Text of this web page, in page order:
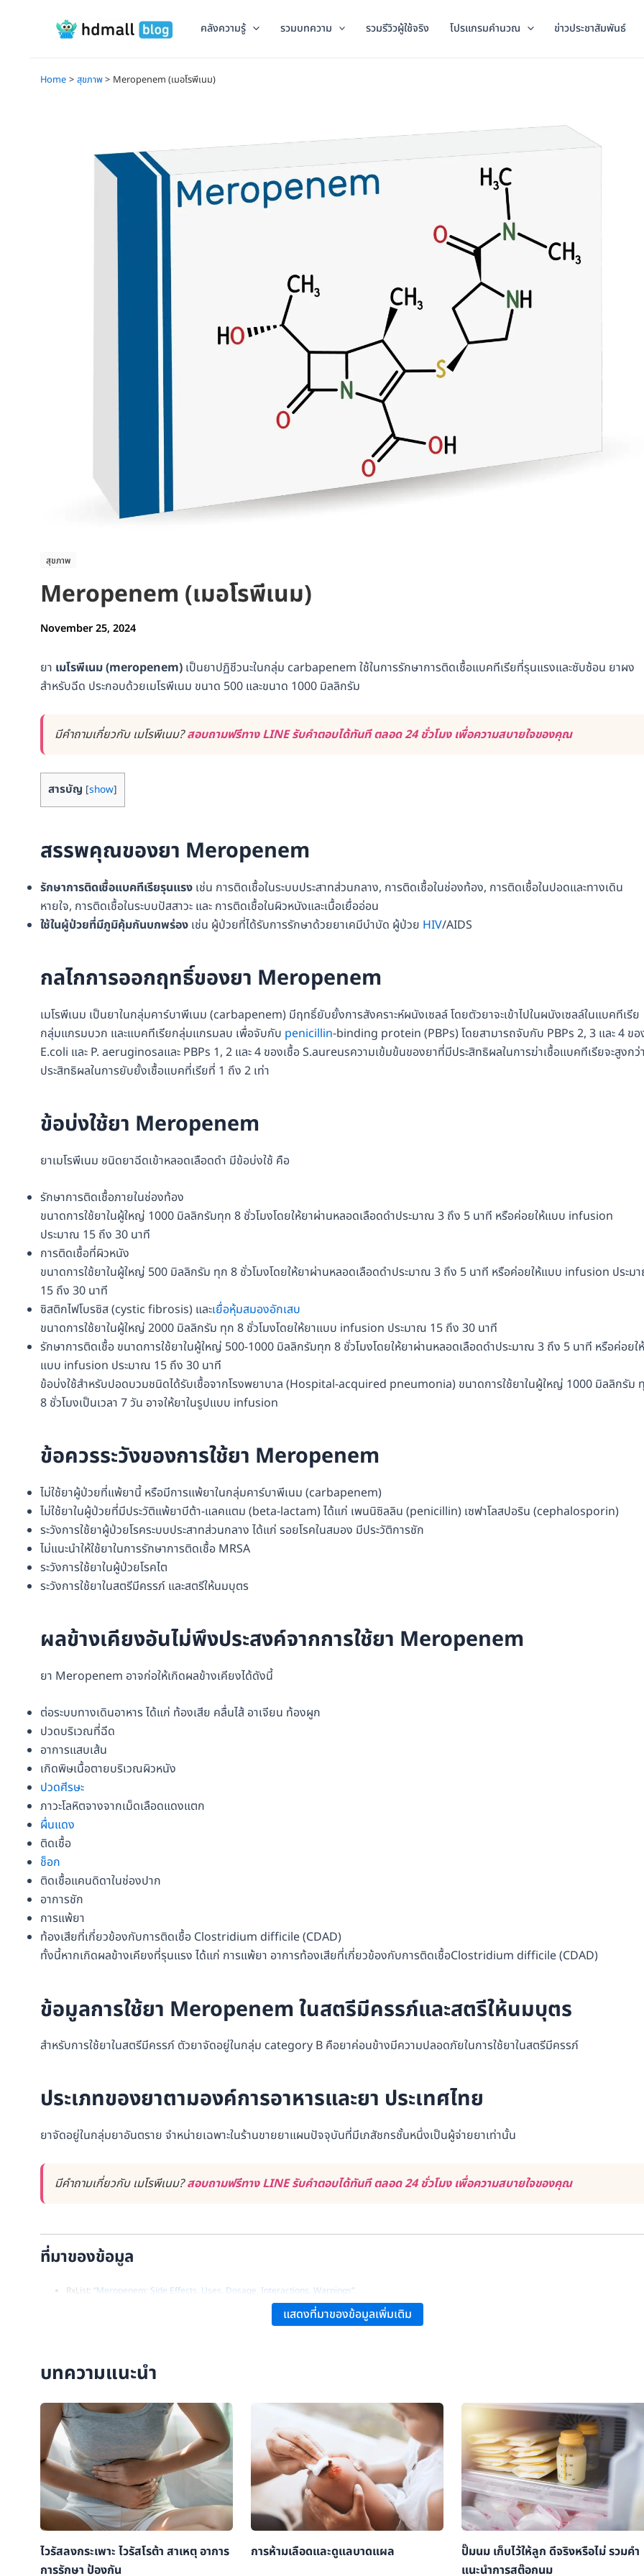
คลังความรู้ รวมบทความ รวมรีวิวผู้ใช้จริง โปรแกรมคำนวณ ข่าวประชาสัมพันธ์
Home สุขภาพ Meropenem (เมอโรพีเนม)
สุขภาพ
Meropenem (เมอโรพีเนม)
November 25, 2024
ยา เมโรพีเนม (meropenem) เป็นยาปฏิชีวนะในกลุ่ม carbapenem ใช้ในการรักษาการติดเชื้อแบคทีเรียที่รุนแรงและซับซ้อน ยาผง
สำหรับฉีด ประกอบด้วยเมโรพีเนม ขนาด 500 และขนาด 1000 มิลลิกรัม
มีคำถามเกี่ยวกับ เมโรพีเนม?สอบถามฟรีทาง LINE รับคำตอบได้ทันที ตลอด 24 ชั่วโมง เพื่อความสบายใจของคุณ
สารบัญ [show]
สรรพคุณของยา Meropenem
รักษาการติดเชื้อแบคทีเรียรุนแรง เช่น การติดเชื้อในระบบประสาทส่วนกลาง, การติดเชื้อในช่องท้อง, การติดเชื้อในปอดและทางเดิน
หายใจ, การติดเชื้อในระบบปัสสาวะ และ การติดเชื้อในผิวหนังและเนื้อเยื่ออ่อน
ใช้ในผู้ป่วยที่มีภูมิคุ้มกันบกพร่อง เช่น ผู้ป่วยที่ได้รับการรักษาด้วยยาเคมีบำบัด ผู้ป่วย HIV/AIDS
กลไกการออกฤทธิ์ของยา Meropenem
เมโรพีเนม เป็นยาในกลุ่มคาร์บาพีเนม (carbapenem) มีฤทธิ์ยับยั้งการสังคราะห์ผนังเซลล์ โดยตัวยาจะเข้าไปในผนังเซลล์ในแบคทีเรีย
กลุ่มแกรมบวก และแบคทีเรียกลุ่มแกรมลบ เพื่อจับกับ penicillin-binding protein (PBPs) โดยสามารถจับกับ PBPs 2, 3 และ 4 ขอ
E.coli และ P. aeruginosaและ PBPs 1, 2 และ 4 ของเชื้อ S.aureusความเข้มข้นของยาที่มีประสิทธิผลในการฆ่าเชื้อแบคทีเรียจะสูงกว่
ประสิทธิผลในการยับยั้งเชื้อแบคที่เรียที่ 1 ถึง 2 เท่า
ข้อบ่งใช้ยา Meropenem
ยาเมโรพีเนม ชนิดยาฉีดเข้าหลอดเลือดดำ มีข้อบ่งใช้ คือ
รักษาการติดเชื้อภายในช่องท้อง
ขนาดการใช้ยาในผู้ใหญ่ 1000 มิลลิกรัมทุก 8 ชั่วโมงโดยให้ยาผ่านหลอดเลือดดำประมาณ 3 ถึง 5 นาที หรือค่อยให้แบบ infusion
ประมาณ 15 ถึง 30 นาที
การติดเชื้อที่ผิวหนัง
ขนาดการใช้ยาในผู้ใหญ่ 500 มิลลิกรัม ทุก 8 ชั่วโมงโดยให้ยาผ่านหลอดเลือดดำประมาณ 3 ถึง 5 นาที หรือค่อยให้แบบ infusion ประม
15 ถึง 30 นาที
ซิสติกไฟโบรซิส (cystic fibrosis) และเยื่อหุ้มสมองอักเสบ
ขนาดการใช้ยาในผู้ใหญ่ 2000 มิลลิกรัม ทุก 8 ชั่วโมงโดยให้ยาแบบ infusion ประมาณ 15 ถึง 30 นาที
รักษาการติดเชื้อ ขนาดการใช้ยาในผู้ใหญ่ 500-1000 มิลลิกรัมทุก 8 ชั่วโมงโดยให้ยาผ่านหลอดเลือดดำประมาณ 3 ถึง 5 นาที หรือค่อยให้
แบบ infusion ประมาณ 15 ถึง 30 นาที
ข้อบ่งใช้สำหรับปอดบวมชนิดได้รับเชื้อจากโรงพยาบาล (Hospital-acquired pneumonia) ขนาดการใช้ยาในผู้ใหญ่ 1000 มิลลิกรัม
8 ชั่วโมงเป็นเวลา 7 วัน อาจให้ยาในรูปแบบ infusion
ข้อควรระวังของการใช้ยา Meropenem
ไม่ใช้ยาผู้ป่วยที่แพ้ยานี้ หรือมีการแพ้ยาในกลุ่มคาร์บาพีเนม (carbapenem)
ไม่ใช้ยาในผู้ป่วยที่มีประวัติแพ้ยาบีต้า-แลคแตม (beta-lactam) ได้แก่ เพนนิซิลลิน (penicillin) เซฟาโลสปอริน (cephalosporin)
ระวังการใช้ยาผู้ป่วยโรคระบบประสาทส่วนกลาง ได้แก่ รอยโรคในสมอง มีประวัติการชัก
ไม่แนะนำให้ใช้ยาในการรักษาการติดเชื้อ MRSA
ระวังการใช้ยาในผู้ป่วยโรคไต
ระวังการใช้ยาในสตรีมีครรภ์ และสตรีให้นมบุตร
ผลข้างเคียงอันไม่พึงประสงค์จากการใช้ยา Meropenem
ยา Meropenem อาจก่อให้เกิดผลข้างเคียงได้ดังนี้
ต่อระบบทางเดินอาหาร ได้แก่ ท้องเสีย คลื่นไส้ อาเจียน ท้องผูก
ปวดบริเวณที่ฉีด
อาการแสบเส้น
เกิดพิษเนื้อตายบริเวณผิวหนัง
ปวดศีรษะ
ภาวะโลหิตจางจากเม็ดเลือดแดงแตก
ผื่นแดง
ติดเชื้อ
ช็อก
ติดเชื้อแคนดิดาในช่องปาก
อาการชัก
การแพ้ยา
ท้องเสียที่เกี่ยวข้องกับการติดเชื้อ Clostridium difficile (CDAD)
ทั้งนี้หากเกิดผลข้างเคียงที่รุนแรง ได้แก่ การแพ้ยา อาการท้องเสียที่เกี่ยวข้องกับการติดเชื้อClostridium difficile (CDAD)
ข้อมูลการใช้ยา Meropenem ในสตรีมีครรภ์และสตรีให้นมบุตร
สำหรับการใช้ยาในสตรีมีครรภ์ ตัวยาจัดอยู่ในกลุ่ม category B คือยาค่อนข้างมีความปลอดภัยในการใช้ยาในสตรีมีครรภ์
ประเภทของยาตามองค์การอาหารและยา ประเทศไทย
ยาจัดอยู่ในกลุ่มยาอันตราย จำหน่ายเฉพาะในร้านขายยาแผนปัจจุบันที่มีเภสัชกรชั้นหนึ่งเป็นผู้จ่ายยาเท่านั้น
มีคำถามเกี่ยวกับ เมโรพีเนม?สอบถามฟรีทาง LINE รับคำตอบได้ทันที ตลอด 24 ชั่วโมง เพื่อความสบายใจของคุณ
ที่มาของข้อมูล
RxList: “Meropenem: Side Effects, Uses, Dosage, Interactions, Warnings”
“Meropenem – Overview and Mechanism of Action”.
“Meropenem: Uses, Side Effects & Warnings”.
“Meropenem – An Overview”
แสดงที่มาของข้อมูลเพิ่มเติม
บทความแนะนำ
ไวรัสลงกระเพาะ ไวรัสโรต้า สาเหตุ อาการ
การรักษา ป้องกัน
การห้ามเลือดและดูแลบาดแผล
ปั๊มนม เก็บไว้ให้ลูก ดีจริงหรือไม่ รวมคำ
แนะนำการสต๊อกนม